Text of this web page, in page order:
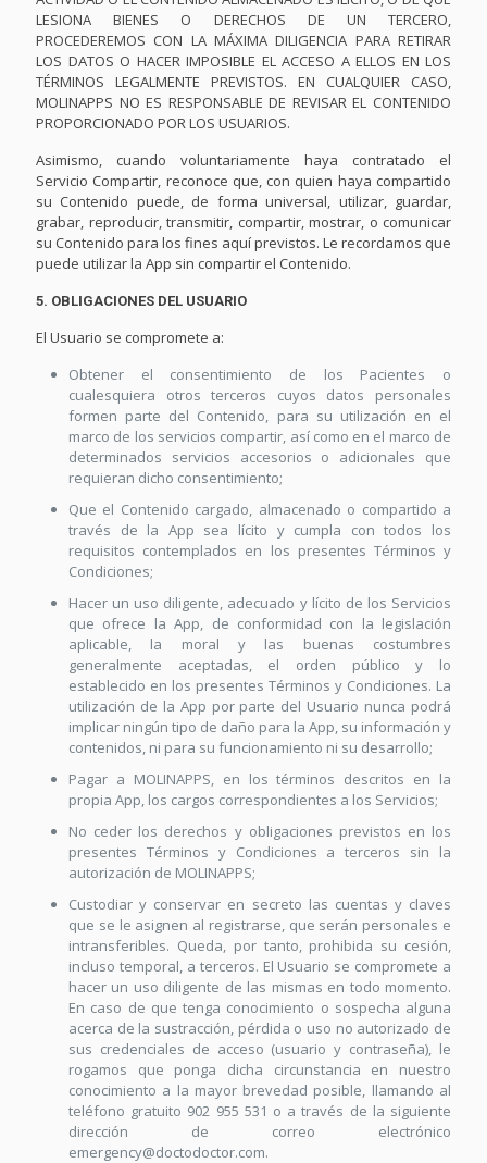
LESIONA BIENES O DERECHOS DE UN TERCERO,
PROCEDEREMOS CON LA MÁXIMA DILIGENCIA PARA RETIRAR
LOS DATOS O HACER IMPOSIBLE EL ACCESO A ELLOS EN LOS
TÉRMINOS LEGALMENTE PREVISTOS. EN CUALQUIER CASO,
MOLINAPPS NO ES RESPONSABLE DE REVISAR EL CONTENIDO
PROPORCIONADO POR LOS USUARIOS.
Asimismo, cuando voluntariamente haya contratado el
Servicio Compartir, reconoce que, con quien haya compartido
su Contenido puede, de forma universal, utilizar, guardar,
grabar, reproducir, transmitir, compartir, mostrar, o comunicar
su Contenido para los fines aquí previstos. Le recordamos que
puede utilizar la App sin compartir el Contenido.
5. OBLIGACIONES DEL USUARIO
El Usuario se compromete a:
Obtener el consentimiento de los Pacientes o
cualesquiera otros terceros cuyos datos personales
formen parte del Contenido, para su utilización en el
marco de los servicios compartir, así como en el marco de
determinados servicios accesorios o adicionales que
requieran dicho consentimiento;
Que el Contenido cargado, almacenado o compartido a
través de la App sea lícito y cumpla con todos los
requisitos contemplados en los presentes Términos y
Condiciones;
Hacer un uso diligente, adecuado y lícito de los Servicios
que ofrece la App, de conformidad con la legislación
aplicable, la moral y las buenas costumbres
generalmente aceptadas, el orden público y lo
establecido en los presentes Términos y Condiciones. La
utilización de la App por parte del Usuario nunca podrá
implicar ningún tipo de daño para la App, su información y
contenidos, ni para su funcionamiento ni su desarrollo;
Pagar a MOLINAPPS, en los términos descritos en la
propia App, los cargos correspondientes a los Servicios;
No ceder los derechos y obligaciones previstos en los
presentes Términos y Condiciones a terceros sin la
autorización de MOLINAPPS;
Custodiar y conservar en secreto las cuentas y claves
que se le asignen al registrarse, que serán personales e
intransferibles. Queda, por tanto, prohibida su cesión,
incluso temporal, a terceros. El Usuario se compromete a
hacer un uso diligente de las mismas en todo momento.
En caso de que tenga conocimiento o sospecha alguna
acerca de la sustracción, pérdida o uso no autorizado de
sus credenciales de acceso (usuario y contraseña), le
rogamos que ponga dicha circunstancia en nuestro
conocimiento a la mayor brevedad posible, llamando al
teléfono gratuito 902 955 531 o a través de la siguiente
dirección de correo electrónico
emergency@doctodoctor.com.